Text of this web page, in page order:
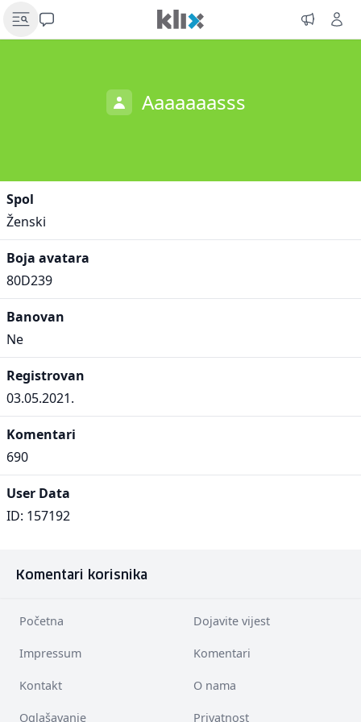
Aaaaaaasss
Spol
Ženski
Boja avatara
80D239
Banovan
Ne
Registrovan
03.05.2021.
Komentari
690
User Data
ID: 157192
Komentari korisnika
Početna Dojavite vijest
Impressum Komentari
Kontakt O nama
Oglašavanje Privatnost